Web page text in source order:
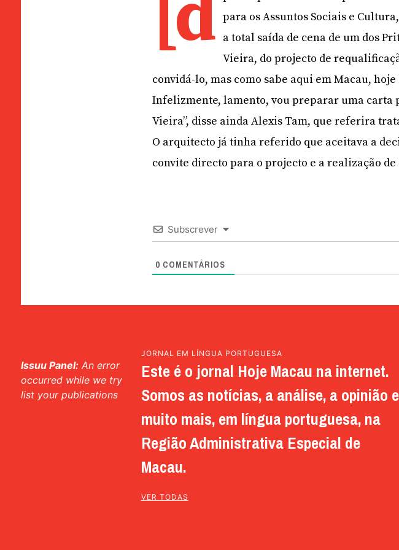
[d para os Assuntos Sociais e
a total saída de cena de um dos
Vieira, do projecto de
convidá-lo, mas como sabe aqui em Macau,
Infelizmente, lamento, vou preparar uma carta
Vieira”, disse ainda Alexis Tam, que referira
O arquitecto já tinha referido que aceitava a
convite directo para o projecto e a realização
Subscrever
0 COMENTÁRIOS
Issuu Panel: An error
occurred while we try
list your publications
JORNAL EM LÍNGUA PORTUGUESA
Este é o jornal Hoje Macau na internet.
Somos as notícias, a análise, a opinião e
muito mais, em língua portuguesa, na
Região Administrativa Especial de
Macau.
VER TODAS